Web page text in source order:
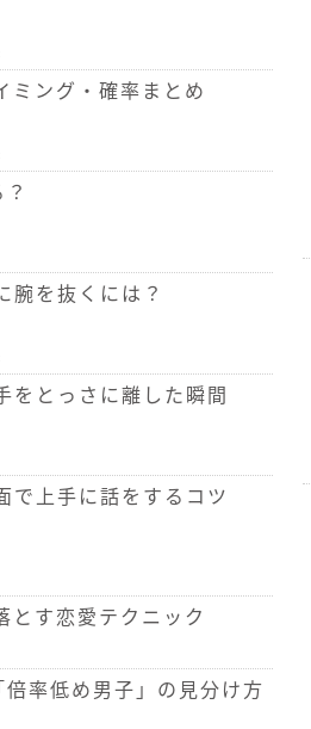
ミング・確率まとめ
を抜くには？
とっさに離した瞬間
で上手に話をするコツ
とす恋愛テクニック
率低め男子」の見分け方